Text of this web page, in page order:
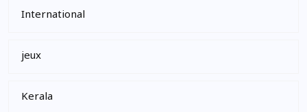
International
jeux
Kerala